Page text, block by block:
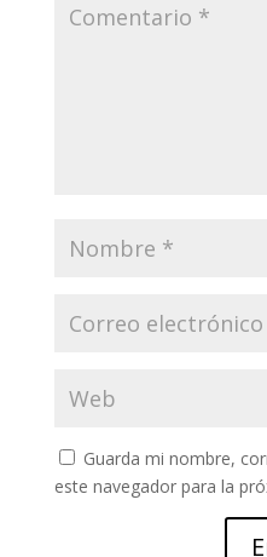
Guarda mi nombre,
este navegador para la